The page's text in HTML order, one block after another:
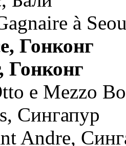
à
Гонконг
e Mezzo
Сингапур
Andre,